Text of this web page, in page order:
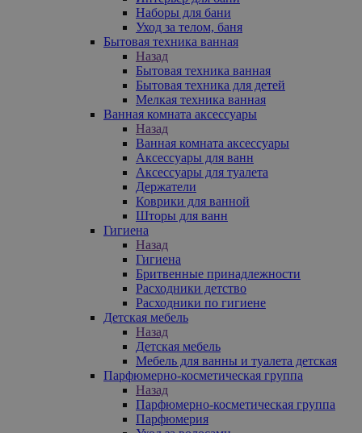
Наборы для бани
Уход за телом, баня
Бытовая техника ванная
Назад
Бытовая техника ванная
Бытовая техника для детей
Мелкая техника ванная
Ванная комната аксессуары
Назад
Ванная комната аксессуары
Аксессуары для ванн
Аксессуары для туалета
Держатели
Коврики для ванной
Шторы для ванн
Гигиена
Назад
Гигиена
Бритвенные принадлежности
Расходники детство
Расходники по гигиене
Детская мебель
Назад
Детская мебель
Мебель для ванны и туалета детская
Парфюмерно-косметическая группа
Назад
Парфюмерно-косметическая группа
Парфюмерия